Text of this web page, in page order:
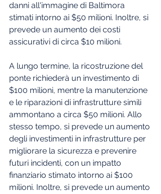
danni all'immagine di Baltimora
stimati intorno ai $50 milioni. Inoltre, si
prevede un aumento dei costi
assicurativi di circa $10 milioni.
A lungo termine, la ricostruzione del
ponte richiederà un investimento di
$100 milioni, mentre la manutenzione
e le riparazioni di infrastrutture simili
ammontano a circa $50 milioni. Allo
stesso tempo, si prevede un aumento
degli investimenti in infrastrutture per
migliorare la sicurezza e prevenire
futuri incidenti, con un impatto
finanziario stimato intorno ai $100
milioni. Inoltre, si prevede un aumento